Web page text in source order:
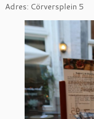
Adres: Cörversplein 5